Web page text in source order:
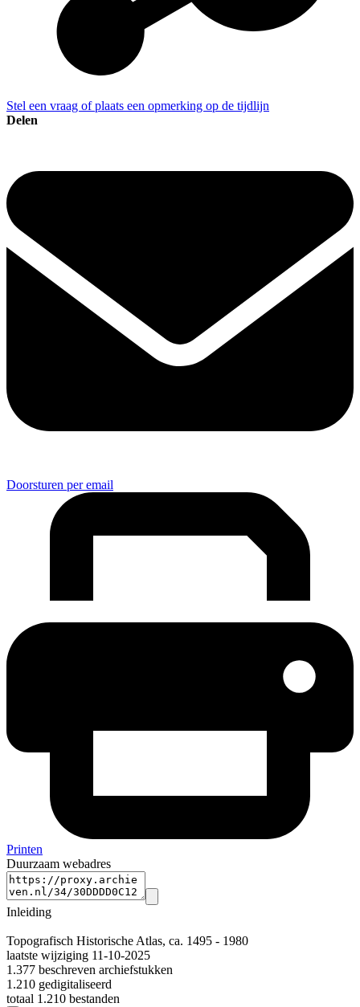
Stel een vraag of plaats een opmerking op de tijdlijn
Delen
Doorsturen per email
Printen
Duurzaam webadres
Inleiding
Topografisch Historische Atlas, ca. 1495 - 1980
laatste wijziging 11-10-2025
1.377 beschreven archiefstukken
1.210 gedigitaliseerd
totaal 1.210 bestanden